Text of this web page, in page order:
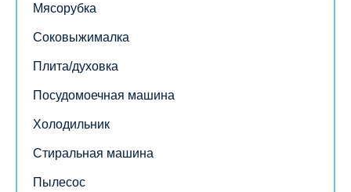
Мясорубка
Соковыжималка
Плита/духовка
Посудомоечная машина
Холодильник
Стиральная машина
Пылесос